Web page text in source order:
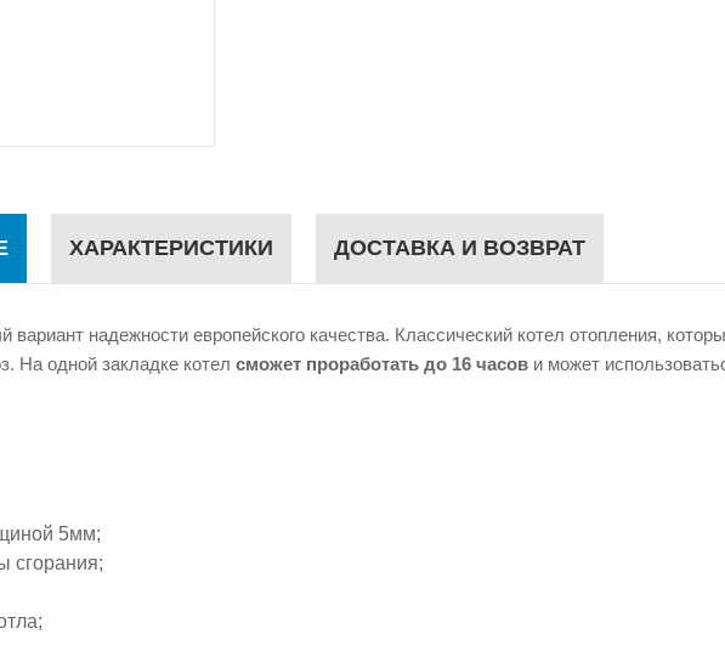
ХАРАКТЕРИСТИКИ ДОСТАВКА И ВОЗВРАТ
вариант надежности европейского качества. Классический котел отопления,
На одной закладке котел сможет проработать до 16 часов и может
5мм;
сгорания;